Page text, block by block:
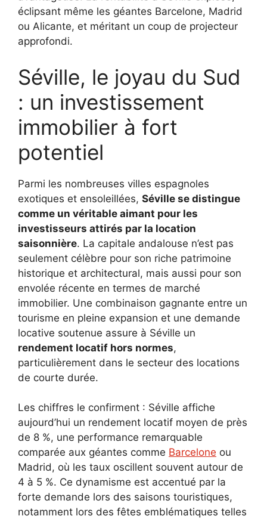
éclipsant même les géantes Barcelone, Madrid
ou Alicante, et méritant un coup de projecteur
approfondi.
Séville, le joyau du Sud
: un investissement
immobilier à fort
potentiel
Parmi les nombreuses villes espagnoles
exotiques et ensoleillées, Séville se distingue
comme un véritable aimant pour les
investisseurs attirés par la location
saisonnière. La capitale andalouse n’est pas
seulement célèbre pour son riche patrimoine
historique et architectural, mais aussi pour son
envolée récente en termes de marché
immobilier. Une combinaison gagnante entre un
tourisme en pleine expansion et une demande
locative soutenue assure à Séville un
rendement locatif hors normes,
particulièrement dans le secteur des locations
de courte durée.
Les chiffres le confirment : Séville affiche
aujourd’hui un rendement locatif moyen de près
de 8 %, une performance remarquable
comparée aux géantes comme Barcelone ou
Madrid, où les taux oscillent souvent autour de
4 à 5 %. Ce dynamisme est accentué par la
forte demande lors des saisons touristiques,
notamment lors des fêtes emblématiques telles